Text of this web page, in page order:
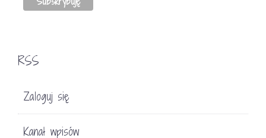
RSS
Zaloguj się
Kanał wpisów